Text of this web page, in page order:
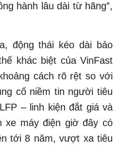
hành lâu dài từ hãng”,
động thái kéo dài bảo
khác biệt của VinFast
cách rõ rệt so với
cố niềm tin người tiêu
– linh kiện đắt giá và
xe máy điện giờ đây có
tới 8 năm, vượt xa tiêu